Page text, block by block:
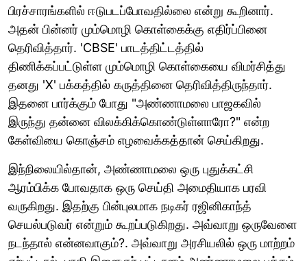
பிரச்சாரங்களில் ஈடுபடப்போவதில்லை என்று கூறினார்.
அதன் பின்னர் மும்மொழி கொள்கைக்கு எதிர்ப்பினை
தெரிவித்தார். 'CBSE' பாடத்திட்டத்தில்
திணிக்கப்பட்டுள்ள மும்மொழி கொள்கையை விமர்சித்து
தனது 'X' பக்கத்தில் கருத்தினை தெரிவித்திருந்தார்.
இதனை பார்க்கும் போது "அண்ணாமலை பாஜகவில்
இருந்து தன்னை விலக்கிக்கொண்டுள்ளாரோ?" என்ற
கேள்வியை கொஞ்சம் எழவைக்கத்தான் செய்கிறது.
இந்நிலையில்தான், அண்ணாமலை ஒரு புதுக்கட்சி
ஆரம்பிக்க போவதாக ஒரு செய்தி அமைதியாக பரவி
வருகிறது. இதற்கு பின்புலமாக நடிகர் ரஜினிகாந்த்
செயல்படுவர் என்றும் கூறப்படுகிறது. அவ்வாறு ஒருவேளை
நடந்தால் என்னவாகும்?. அவ்வாறு அரசியலில் ஒரு மாற்றம்